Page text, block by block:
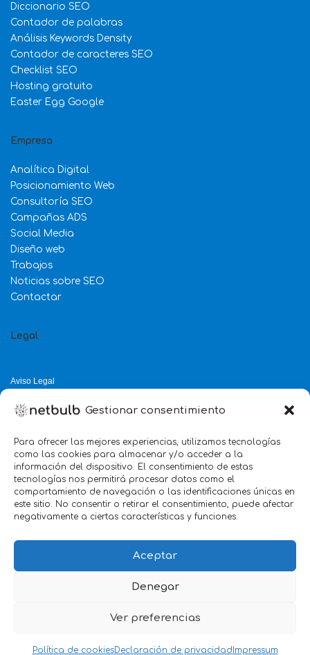
Gestionar consentimiento
Para ofrecer las mejores experiencias, utilizamos tecnologías
como las cookies para almacenar y/o acceder a la
información del dispositivo. El consentimiento de estas
tecnologías nos permitirá procesar datos como el
comportamiento de navegación o las identificaciones únicas en
este sitio. No consentir o retirar el consentimiento, puede afectar
negativamente a ciertas características y funciones.
Aceptar
Denegar
Ver preferencias
Política de cookiesDeclaración de privacidadImpressum
Diccionario SEO
Contador de palabras
Análisis Keywords Density
Contador de caracteres SEO
Checklist SEO
Hosting gratuito
Easter Egg Google
Empresa
Analítica Digital
Posicionamiento Web
Consultoría SEO
Campañas ADS
Social Media
Diseño web
Trabajos
Noticias sobre SEO
Contactar
Legal
Aviso Legal
Política de Cookies
5.0
Servicio mejor valorado 2025
verificado por: Trustindex
we
Marketing
Marketing Digital & SEO